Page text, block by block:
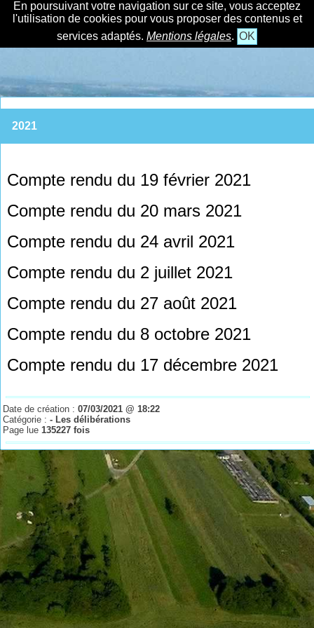
En poursuivant votre navigation sur ce site, vous acceptez
l'utilisation de cookies pour vous proposer des contenus et
services adaptés. Mentions légales. OK
2021
Compte rendu du 19 février 2021
Compte rendu du 20 mars 2021
Compte rendu du 24 avril 2021
Compte rendu du 2 juillet 2021
Compte rendu du 27 août 2021
Compte rendu du 8 octobre 2021
Compte rendu du 17 décembre 2021
Date de création :07/03/2021 @ 18:22
Catégorie :- Les délibérations
Page lue135227 fois